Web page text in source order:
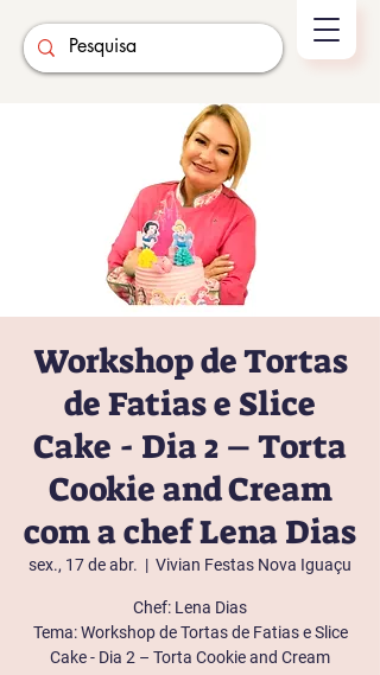
Workshop de Tortas
de Fatias e Slice
Cake - Dia 2 – Torta
Cookie and Cream
com a chef Lena Dias
sex., 17 de abr.
  |
Vivian Festas Nova Iguaçu
Chef: Lena Dias
Tema: Workshop de Tortas de Fatias e Slice
Cake - Dia 2 – Torta Cookie and Cream